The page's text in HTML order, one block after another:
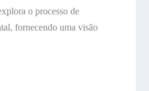
o processo de
fornecendo uma visão